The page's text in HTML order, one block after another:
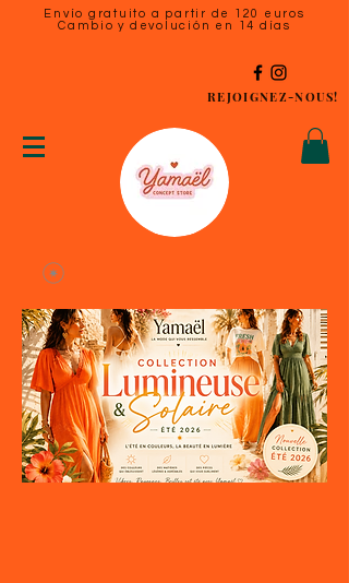
Envío gratuito a partir de 120 euros
Cambio y devolución en 14 días
REJOIGNEZ-NOUS!